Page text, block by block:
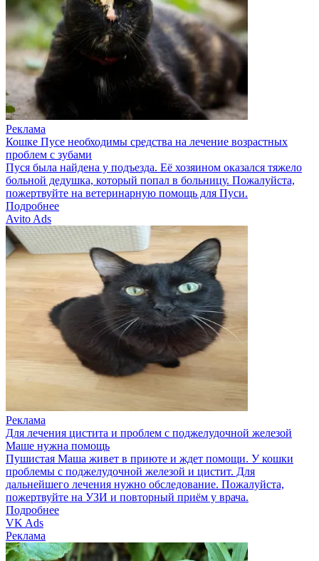
Реклама
Кошке Пусе необходимы средства на лечение возрастных
проблем с зубами
Пуся была найдена у подъезда. Её хозяином оказался тяжело
больной дедушка, который попал в больницу. Пожалуйста,
пожертвуйте на ветеринарную помощь для Пуси.
Подробнее
Avito Ads
Реклама
Для лечения цистита и проблем с поджелудочной железой
Маше нужна помощь
Пушистая Маша живет в приюте и ждет помощи. У кошки
проблемы с поджелудочной железой и цистит. Для
дальнейшего лечения нужно обследование. Пожалуйста,
пожертвуйте на УЗИ и повторный приём у врача.
Подробнее
VK Ads
Реклама